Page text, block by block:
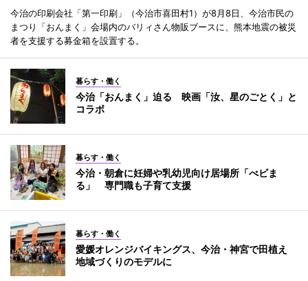
今治の印刷会社「第一印刷」（今治市喜田村1）が8月8日、今治市民の
まつり「おんまく」会場内のバリィさん物販ブースに、熊本地震の被災
者を支援する募金箱を設置する。
暮らす・働く
今治「おんまく」迫る 映画「汝、星のごとく」と
コラボ
暮らす・働く
今治・朝倉に妊婦や乳幼児向け居場所「べビま
る」 専門職も子育て支援
暮らす・働く
愛媛オレンジバイキングス、今治・神宮で田植え
地域づくりのモデルに